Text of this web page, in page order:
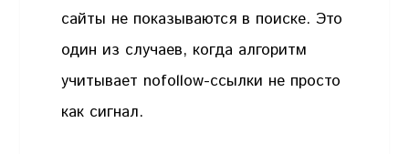
сайты не показываются в поиске. Это
один из случаев, когда алгоритм
учитывает nofollow-ссылки не просто
как сигнал.